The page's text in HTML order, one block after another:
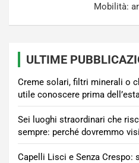
Mobilità:
ULTIME
Creme solari, filtri minerali o
utile conoscere prima
Sei luoghi straordinari che
sempre: perché dovremmo
Capelli Lisci e Senza